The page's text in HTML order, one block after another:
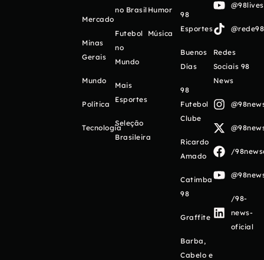
Mercado
Minas
Gerais
Mundo
Política
Tecnologia
no Brasil
Futebol
no
Mundo
Mais
Esportes
Seleção
Brasileira
Humor
Música
98
Esportes
Buenos
Días
98
Futebol
Clube
Ricardo
Amado
Catimba
98
Graffite
Barba,
Cabelo e
Redes
Sociais 98
News
/
/98-
news-
oficial